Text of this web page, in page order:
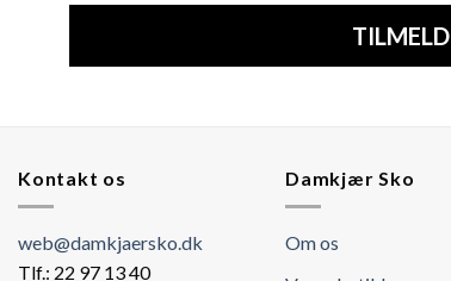
TILMELD
Kontakt os
web@damkjaersko.dk
Tlf.: 22 97 13 40
Damkjær Sko
Om os